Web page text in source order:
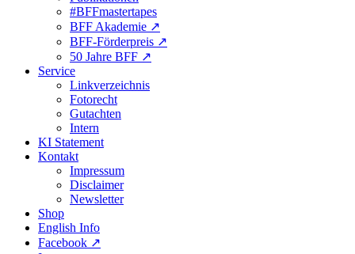
#BFFmastertapes
BFF Akademie ↗︎
BFF-Förderpreis ↗︎
50 Jahre BFF ↗︎
Service
Linkverzeichnis
Fotorecht
Gutachten
Intern
KI Statement
Kontakt
Impressum
Disclaimer
Newsletter
Shop
English Info
Facebook ↗︎